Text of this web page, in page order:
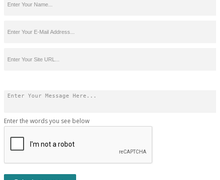
Enter the words you see below